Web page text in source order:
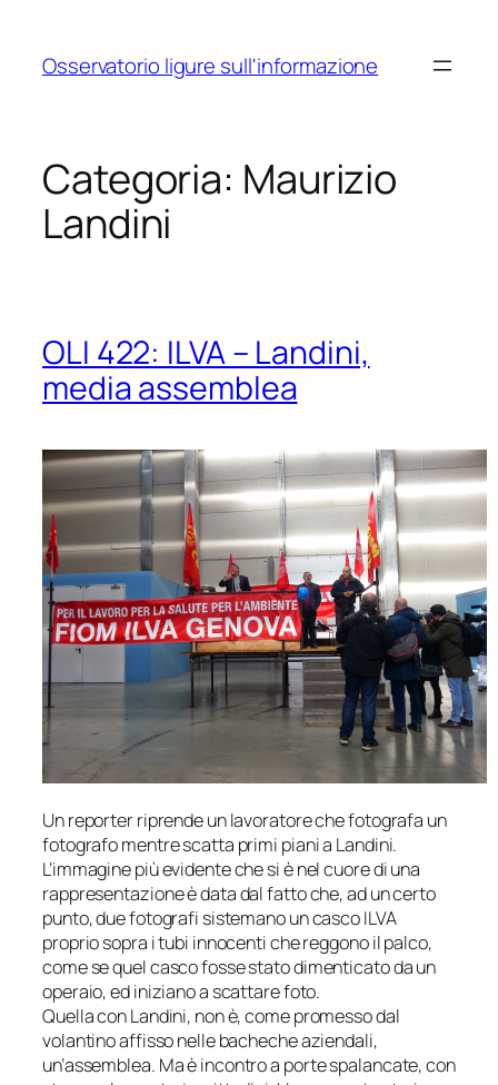
contenuto
Osservatorio ligure sull'informazione
Categoria: Maurizio
Landini
OLI 422: ILVA – Landini,
media assemblea
Un reporter riprende un lavoratore che fotografa un
fotografo mentre scatta primi piani a Landini.
L’immagine più evidente che si è nel cuore di una
rappresentazione è data dal fatto che, ad un certo
punto, due fotografi sistemano un casco ILVA
proprio sopra i tubi innocenti che reggono il palco,
come se quel casco fosse stato dimenticato da un
operaio, ed iniziano a scattare foto.
Quella con Landini, non è, come promesso dal
volantino affisso nelle bacheche aziendali,
un’assemblea. Ma è incontro a porte spalancate, con